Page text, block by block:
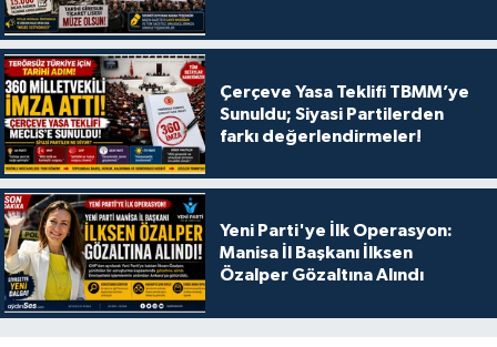
Çerçeve Yasa Teklifi TBMM’ye
Sunuldu; Siyasi Partilerden
farkı değerlendirmeler!
Yeni Parti'ye İlk Operasyon:
Manisa İl Başkanı İlksen
Özalper Gözaltına Alındı